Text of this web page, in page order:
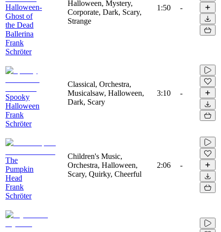
Halloween-
Ghost of
the Dead
Ballerina
Frank
Schröter
Halloween, Mystery,
Corporate, Dark, Scary,
Strange
1:50 -
Spooky
Halloween
Frank
Schröter
Classical, Orchestra,
Musicalsaw, Halloween,
Dark, Scary
3:10 -
The
Pumpkin
Head
Frank
Schröter
Children's Music,
Orchestra, Halloween,
Scary, Quirky, Cheerful
2:06 -